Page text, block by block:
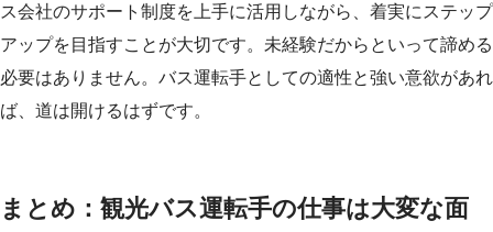
ス会社のサポート制度を上手に活用しながら、着実にステップ
アップを目指すことが大切です。未経験だからといって諦める
必要はありません。バス運転手としての適性と強い意欲があれ
ば、道は開けるはずです。
まとめ：観光バス運転手の仕事は大変な面